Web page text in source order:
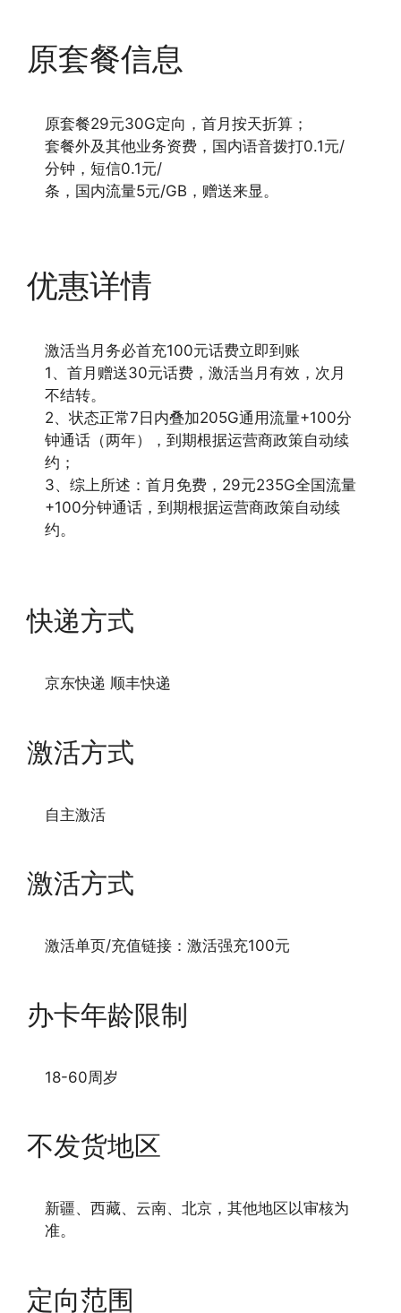
原套餐信息
原套餐29元30G定向，首月按天折算；
套餐外及其他业务资费，国内语音拨打0.1元/
分钟，短信0.1元/
条，国内流量5元/GB，赠送来显。
优惠详情
激活当月务必首充100元话费立即到账
1、首月赠送30元话费，激活当月有效，次月
不结转。
2、状态正常7日内叠加205G通用流量+100分
钟通话（两年），到期根据运营商政策自动续
约；
3、综上所述：首月免费，29元235G全国流量
+100分钟通话，到期根据运营商政策自动续
约。
快递方式
京东快递 顺丰快递
激活方式
自主激活
激活方式
激活单页/充值链接：激活强充100元
办卡年龄限制
18-60周岁
不发货地区
新疆、西藏、云南、北京，其他地区以审核为
准。
定向范围